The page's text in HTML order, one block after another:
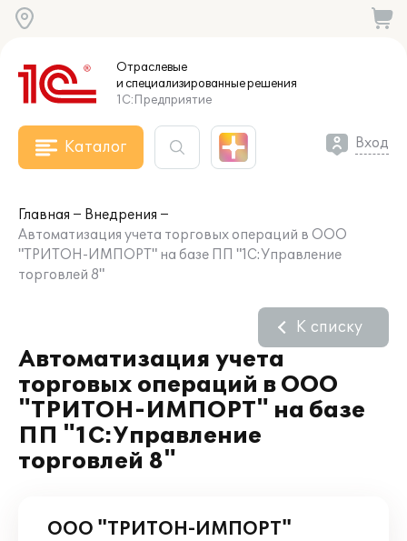
Отраслевые
и специализированныерешения
1С:Предприятие
Каталог Вход
Главная
Внедрения
Автоматизация учета торговых операций в ООО
"ТРИТОН-ИМПОРТ" на базе ПП "1С:Управление
торговлей 8"
Автоматизация учета
торговых операций в ООО
"ТРИТОН-ИМПОРТ" на базе
ПП "1С:Управление
торговлей 8"
К списку
ООО "ТРИТОН-ИМПОРТ"